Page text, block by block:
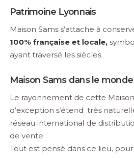
Patrimoine Lyonnais
Maison Sams s’attache à
100% française et locale,
ayant traversé les siècles.
Maison Sams dans le monde
Le rayonnement de cette
d’exception s’étend très
réseau international de
de vente.
Tout est pensé dans ce lieu,